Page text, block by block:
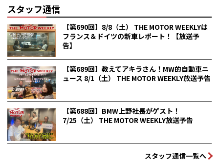
スタッフ通信
【第690回】8/8（土） THE MOTOR WEEKLYは
フランス＆ドイツの新車レポート！【放送予
告】
【第689回】教えてアキラさん！MW的自動車ニ
ュース 8/1（土） THE MOTOR WEEKLY放送予告
【第688回】BMW上野社長がゲスト！
7/25（土） THE MOTOR WEEKLY放送予告
スタッフ通信一覧へ